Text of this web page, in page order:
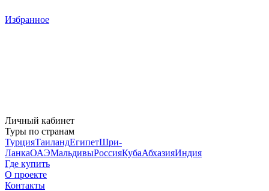
Избранное
Личный кабинет
Туры по странам
ТурцияТаиландЕгипетШри-
ЛанкаОАЭМальдивыРоссияКубаАбхазияИндия
Где купить
О проекте
Контакты